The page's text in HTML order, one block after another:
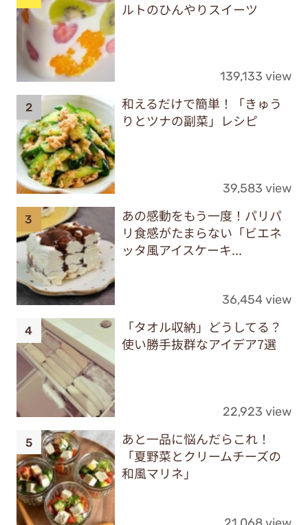
ルトのひんやりスイーツ
139,133 view
和えるだけで簡単！「きゅう
りとツナの副菜」レシピ
39,583 view
あの感動をもう一度！パリパ
リ食感がたまらない「ビエネ
ッタ風アイスケーキ...
36,454 view
「タオル収納」どうしてる？
使い勝手抜群なアイデア7選
22,923 view
あと一品に悩んだらこれ！
「夏野菜とクリームチーズの
和風マリネ」